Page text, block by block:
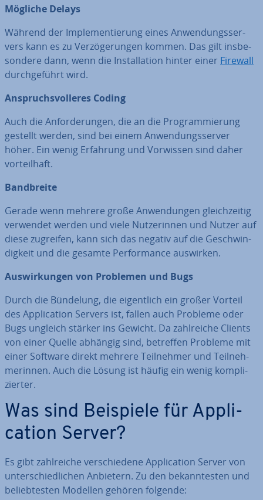
Mögliche Delays
Während der Im­ple­men­tie­rung eines An­wen­dungs­ser­
vers kann es zu Ver­zö­ge­run­gen kommen. Das gilt ins­be­
son­de­re dann, wenn die In­stal­la­ti­on hinter einer Firewall
durch­ge­führt wird.
An­spruchs­vol­le­res Coding
Auch die An­for­de­run­gen, die an die Pro­gram­mie­rung
gestellt werden, sind bei einem An­wen­dungs­ser­ver
höher. Ein wenig Erfahrung und Vorwissen sind daher
vor­teil­haft.
Band­brei­te
Gerade wenn mehrere große An­wen­dun­gen gleich­zei­tig
verwendet werden und viele Nut­ze­rin­nen und Nutzer auf
diese zugreifen, kann sich das negativ auf die Ge­schwin­
dig­keit und die gesamte Per­for­mance auswirken.
Aus­wir­kun­gen von Problemen und Bugs
Durch die Bündelung, die ei­gent­lich ein großer Vorteil
des Ap­pli­ca­ti­on Servers ist, fallen auch Probleme oder
Bugs ungleich stärker ins Gewicht. Da zahl­rei­che Clients
von einer Quelle abhängig sind, betreffen Probleme mit
einer Software direkt mehrere Teil­neh­mer und Teil­neh­
me­rin­nen. Auch die Lösung ist häufig ein wenig kom­pli­
zier­ter.
Was sind Beispiele für Ap­pli­
ca­ti­on Server?
Es gibt zahl­rei­che ver­schie­de­ne Ap­pli­ca­ti­on Server von
un­ter­schied­li­chen Anbietern. Zu den be­kann­tes­ten und
be­lieb­tes­ten Modellen gehören folgende: